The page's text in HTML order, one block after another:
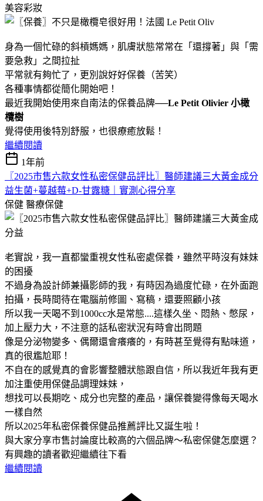
美容彩妝
身為一個忙碌的斜槓媽媽，肌膚狀態常常在「還撐著」與「需
要急救」之間拉扯
平常就有夠忙了，更別說好好保養（苦笑）
各種事情都從簡化開始吧！
最近我開始使用來自南法的保養品牌──Le Petit Olivier 小橄
欖樹
覺得使用後特別舒服，也很療癒放鬆！
繼續閱讀
1年前
〖2025市售六款女性私密保健品評比〗醫師建議三大黃金成分
益生菌+蔓越莓+D-甘露糖｜實測心得分享
保健 醫療保健
老實說，我一直都蠻重視女性私密處保養，雖然平時沒有妹妹
的困擾
不過身為設計師兼攝影師的我，有時因為過度忙碌，在外面跑
拍攝，長時間待在電腦前修圖、寫稿，還要照顧小孩
所以我一天喝不到1000cc水是常態....這樣久坐、悶熱、憋尿，
加上壓力大，不注意的話私密狀況有時會出問題
像是分泌物變多、偶爾還會癢癢的，有時甚至覺得有點味道，
真的很尷尬耶！
不自在的感覺真的會影響整體狀態跟自信，所以我近年我有更
加注重使用保健品調理妹妹，
想找可以長期吃、成分也完整的產品，讓保養變得像每天喝水
一樣自然
所以2025年私密保養保健品推薦評比又誕生啦！
與大家分享市售討論度比較高的六個品牌～私密保健怎麼選？
有興趣的讀者歡迎繼續往下看
繼續閱讀